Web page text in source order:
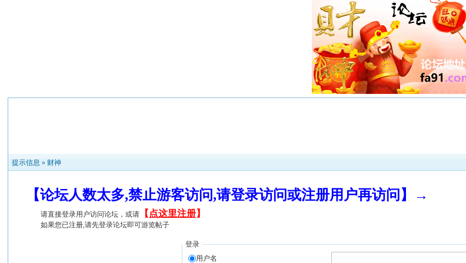
提示信息 » 财神
【论坛人数太多,禁止游客访问,请登录访问或注册用户再访问】→
请直接登录用户访问论坛，或请 【 点这里注册】
如果您已注册,请先登录论坛即可游览帖子
登录
用户名